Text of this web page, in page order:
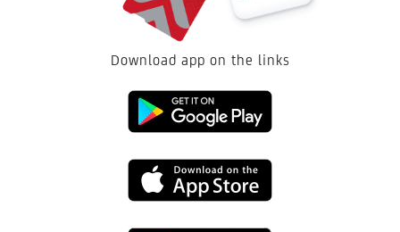
Download app on the links
Link
to
download
Link
to